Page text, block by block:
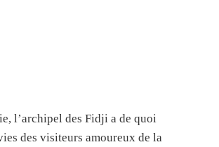
l’archipel des Fidji a de quoi
des visiteurs amoureux de la